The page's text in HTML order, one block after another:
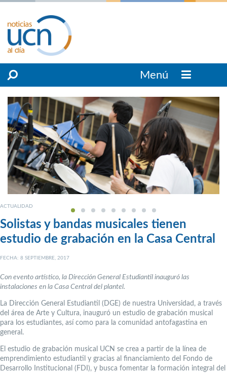
Menú
ACTUALIDAD
Solistas y bandas musicales tienen
estudio de grabación en la Casa Central
FECHA: 8 SEPTIEMBRE, 2017
Con evento artístico, la Dirección General Estudiantil inauguró las
instalaciones en la Casa Central del plantel.
La Dirección General Estudiantil (DGE) de nuestra Universidad, a través
del área de Arte y Cultura, inauguró un estudio de grabación musical
para los estudiantes, así como para la comunidad antofagastina en
general.
El estudio de grabación musical UCN se crea a partir de la línea de
emprendimiento estudiantil y gracias al financiamiento del Fondo de
Desarrollo Institucional (FDI), y busca fomentar la formación integral del